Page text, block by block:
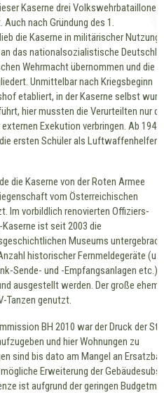
Kaserne drei Volkswehrbataillone
nach Gründung des 1.
die Kaserne in militärischer Nutzung.
das nationalsozialistische
Wehrmacht übernommen und die
Unmittelbar nach Kriegsbeginn
etabliert, in der Kaserne selbst
hier mussten die Verurteilten nur
Exekution verbringen. Ab 1943
ersten Schüler als Luftwaffenhelfer
die Kaserne von der Roten Armee
vom Österreichischen
Im vorbildlich renovierten Offiziers-
ist seit 2003 die
Museums
historischer Fernmeldegeräte
Sende- und -Empfangsanlagen etc.),
ausgestellt werden. Der große
Tanzen genutzt.
BH 2010 war der Druck der
und hier Wohnungen zu
sind bis dato am Mangel an
Erweiterung der
ist aufgrund der geringen